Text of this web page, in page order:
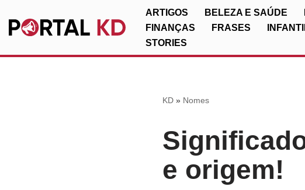
Pular
ARTIGOS BELEZA E SAÚDE
FINANÇAS
FRASES
STORIES
KD» Nomes
e origem!